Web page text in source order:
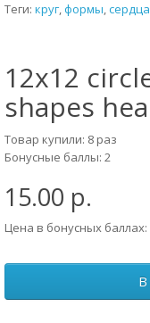
Теги: круг,формы,сердца
12x12
shapes
Товар купили: 8 раз
Бонусные баллы: 2
15.00 р.
Цена в бонусных баллах:
В